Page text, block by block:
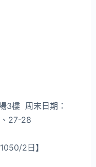
3樓 周末日期：
27-28
2日】